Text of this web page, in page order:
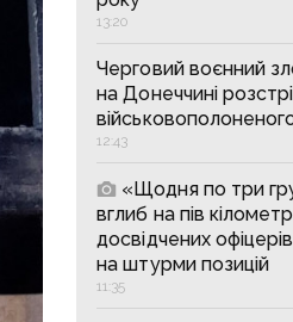
13:20
Черговий воєнний
на Донеччині
12:43
«Щодня по три
вглиб на пів
досвідчених
на штурми позицій
11:35